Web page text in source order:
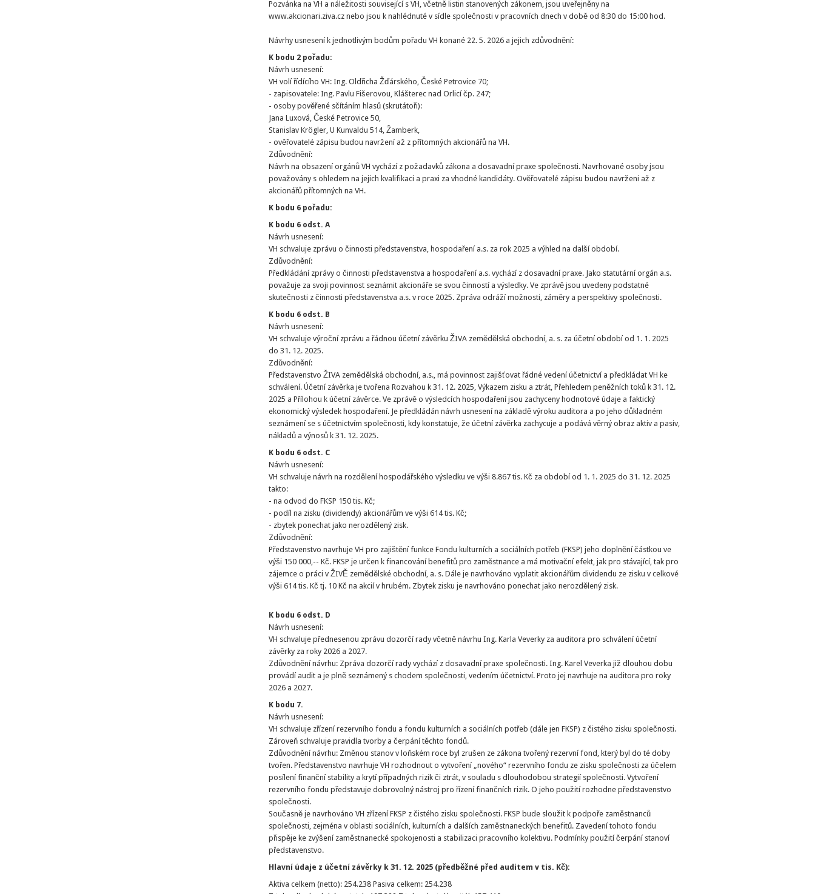
Pozvánka na VH a náležitosti související s VH, včetně listin stanovených zákonem, jsou uveřejněny na
www.akcionari.ziva.cz nebo jsou k nahlédnuté v sídle společnosti v pracovních dnech v době od 8:30 do 15:00 hod.
Návrhy usnesení k jednotlivým bodům pořadu VH konané 22. 5. 2026 a jejich zdůvodnění:
K bodu 2 pořadu:
Návrh usnesení:
VH volí řídícího VH: Ing. Oldřicha Žďárského, České Petrovice 70;
- zapisovatele: Ing. Pavlu Fišerovou, Klášterec nad Orlicí čp. 247;
- osoby pověřené sčítáním hlasů (skrutátoři):
Jana Luxová, České Petrovice 50,
Stanislav Krögler, U Kunvaldu 514, Žamberk,
- ověřovatelé zápisu budou navržení až z přítomných akcionářů na VH.
Zdůvodnění:
Návrh na obsazení orgánů VH vychází z požadavků zákona a dosavadní praxe společnosti. Navrhované osoby jsou
považovány s ohledem na jejich kvalifikaci a praxi za vhodné kandidáty. Ověřovatelé zápisu budou navrženi až z
akcionářů přítomných na VH.
K bodu 6 pořadu:
K bodu 6 odst. A
Návrh usnesení:
VH schvaluje zprávu o činnosti představenstva, hospodaření a.s. za rok 2025 a výhled na další období.
Zdůvodnění:
Předkládání zprávy o činnosti představenstva a hospodaření a.s. vychází z dosavadní praxe. Jako statutární orgán a.s.
považuje za svoji povinnost seznámit akcionáře se svou činností a výsledky. Ve zprávě jsou uvedeny podstatné
skutečnosti z činnosti představenstva a.s. v roce 2025. Zpráva odráží možnosti, záměry a perspektivy společnosti.
K bodu 6 odst. B
Návrh usnesení:
VH schvaluje výroční zprávu a řádnou účetní závěrku ŽIVA zemědělská obchodní, a. s. za účetní období od 1. 1. 2025
do 31. 12. 2025.
Zdůvodnění:
Představenstvo ŽIVA zemědělská obchodní, a.s., má povinnost zajišťovat řádné vedení účetnictví a předkládat VH ke
schválení. Účetní závěrka je tvořena Rozvahou k 31. 12. 2025, Výkazem zisku a ztrát, Přehledem peněžních toků k 31. 12.
2025 a Přílohou k účetní závěrce. Ve zprávě o výsledcích hospodaření jsou zachyceny hodnotové údaje a faktický
ekonomický výsledek hospodaření. Je předkládán návrh usnesení na základě výroku auditora a po jeho důkladném
seznámení se s účetnictvím společnosti, kdy konstatuje, že účetní závěrka zachycuje a podává věrný obraz aktiv a pasiv,
nákladů a výnosů k 31. 12. 2025.
K bodu 6 odst. C
Návrh usnesení:
VH schvaluje návrh na rozdělení hospodářského výsledku ve výši 8.867 tis. Kč za období od 1. 1. 2025 do 31. 12. 2025
takto:
- na odvod do FKSP 150 tis. Kč;
- podíl na zisku (dividendy) akcionářům ve výši 614 tis. Kč;
- zbytek ponechat jako nerozdělený zisk.
Zdůvodnění:
Představenstvo navrhuje VH pro zajištění funkce Fondu kulturních a sociálních potřeb (FKSP) jeho doplnění částkou ve
výši 150 000,-- Kč. FKSP je určen k financování benefitů pro zaměstnance a má motivační efekt, jak pro stávající, tak pro
zájemce o práci v ŽIVĚ zemědělské obchodní, a. s. Dále je navrhováno vyplatit akcionářům dividendu ze zisku v celkové
výši 614 tis. Kč tj. 10 Kč na akcií v hrubém. Zbytek zisku je navrhováno ponechat jako nerozdělený zisk.
K bodu 6 odst. D
Návrh usnesení:
VH schvaluje přednesenou zprávu dozorčí rady včetně návrhu Ing. Karla Veverky za auditora pro schválení účetní
závěrky za roky 2026 a 2027.
Zdůvodnění návrhu: Zpráva dozorčí rady vychází z dosavadní praxe společnosti. Ing. Karel Veverka již dlouhou dobu
provádí audit a je plně seznámený s chodem společnosti, vedením účetnictví. Proto jej navrhuje na auditora pro roky
2026 a 2027.
K bodu 7.
Návrh usnesení:
VH schvaluje zřízení rezervního fondu a fondu kulturních a sociálních potřeb (dále jen FKSP) z čistého zisku společnosti.
Zároveň schvaluje pravidla tvorby a čerpání těchto fondů.
Zdůvodnění návrhu: Změnou stanov v loňském roce byl zrušen ze zákona tvořený rezervní fond, který byl do té doby
tvořen. Představenstvo navrhuje VH rozhodnout o vytvoření „nového“ rezervního fondu ze zisku společnosti za účelem
posílení finanční stability a krytí případných rizik či ztrát, v souladu s dlouhodobou strategií společnosti. Vytvoření
rezervního fondu představuje dobrovolný nástroj pro řízení finančních rizik. O jeho použití rozhodne představenstvo
společnosti.
Současně je navrhováno VH zřízení FKSP z čistého zisku společnosti. FKSP bude sloužit k podpoře zaměstnanců
společnosti, zejména v oblasti sociálních, kulturních a dalších zaměstnaneckých benefitů. Zavedení tohoto fondu
přispěje ke zvýšení zaměstnanecké spokojenosti a stabilizaci pracovního kolektivu. Podmínky použití čerpání stanoví
představenstvo.
Hlavní údaje z účetní závěrky k 31. 12. 2025 (předběžné před auditem v tis. Kč):
Aktiva celkem (netto): 254.238 Pasiva celkem: 254.238